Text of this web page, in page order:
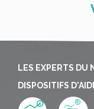
LES EXPERTS DU
DISPOSITIFS